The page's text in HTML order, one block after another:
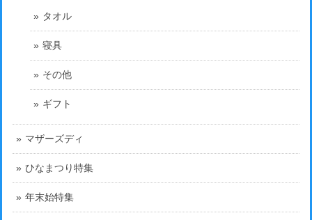
タオル
寝具
その他
ギフト
マザーズディ
ひなまつり特集
年末始特集